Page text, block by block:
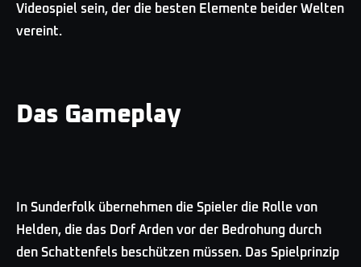
Videospiel sein, der die besten Elemente beider Welten
vereint.
Das Gameplay
In Sunderfolk übernehmen die Spieler die Rolle von
Helden, die das Dorf Arden vor der Bedrohung durch
den Schattenfels beschützen müssen. Das Spielprinzip